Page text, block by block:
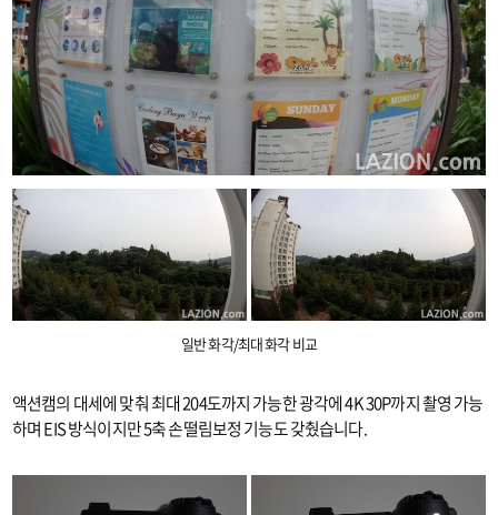
일반 화각/최대 화각 비교
액션캠의 대세에 맞춰 최대 204도까지 가능한 광각에 4K 30P까지 촬영 가능
하며 EIS 방식이지만 5축 손떨림보정 기능도 갖췄습니다.